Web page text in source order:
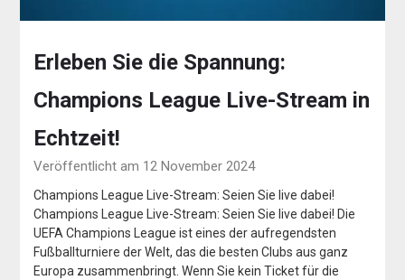
Erleben Sie die Spannung:
Champions League Live-Stream in
Echtzeit!
Veröffentlicht am 12 November 2024
Champions League Live-Stream: Seien Sie live dabei!
Champions League Live-Stream: Seien Sie live dabei! Die
UEFA Champions League ist eines der aufregendsten
Fußballturniere der Welt, das die besten Clubs aus ganz
Europa zusammenbringt. Wenn Sie kein Ticket für die